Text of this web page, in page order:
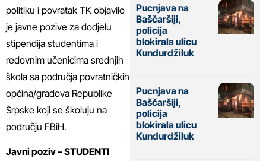
politiku i povratak TK objavilo
je javne pozive za dodjelu
stipendija studentima i
redovnim učenicima srednjih
škola sa područja povratničkih
općina/gradova Republike
Srpske koji se školuju na
području FBiH.
Javni poziv – STUDENTI
Pucnjava na
Baščaršiji,
policija
blokirala ulicu
Kundurdžiluk
Pucnjava na
Baščaršiji,
policija
blokirala ulicu
Kundurdžiluk